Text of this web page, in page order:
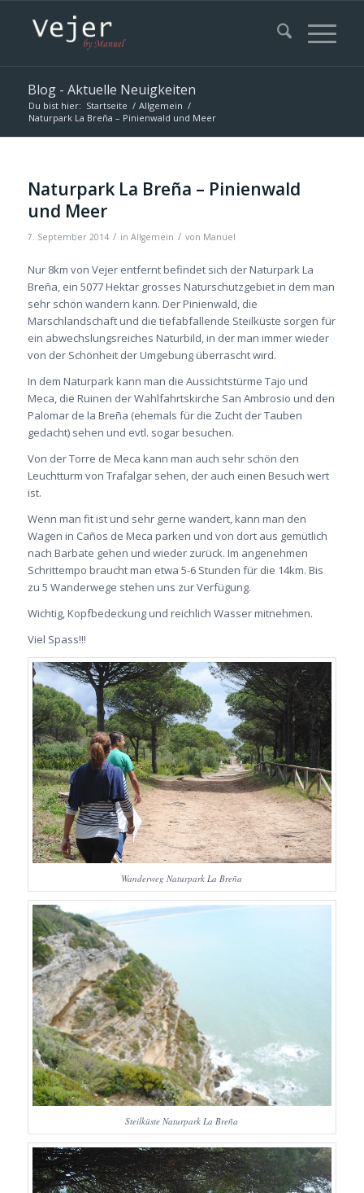
Blog - Aktuelle Neuigkeiten
Du bist hier: Startseite / Allgemein /
Naturpark La Breña – Pinienwald und Meer
Naturpark La Breña – Pinienwald
und Meer
7. September 2014 / in Allgemein / von Manuel
Nur 8km von Vejer entfernt befindet sich der Naturpark La
Breña, ein 5077 Hektar grosses Naturschutzgebiet in dem man
sehr schön wandern kann. Der Pinienwald, die
Marschlandschaft und die tiefabfallende Steilküste sorgen für
ein abwechslungsreiches Naturbild, in der man immer wieder
von der Schönheit der Umgebung überrascht wird.
In dem Naturpark kann man die Aussichtstürme Tajo und
Meca, die Ruinen der Wahlfahrtskirche San Ambrosio und den
Palomar de la Breña (ehemals für die Zucht der Tauben
gedacht) sehen und evtl. sogar besuchen.
Von der Torre de Meca kann man auch sehr schön den
Leuchtturm von Trafalgar sehen, der auch einen Besuch wert
ist.
Wenn man fit ist und sehr gerne wandert, kann man den
Wagen in Caños de Meca parken und von dort aus gemütlich
nach Barbate gehen und wieder zurück. Im angenehmen
Schrittempo braucht man etwa 5-6 Stunden für die 14km. Bis
zu 5 Wanderwege stehen uns zur Verfügung.
Wichtig, Kopfbedeckung und reichlich Wasser mitnehmen.
Viel Spass!!!
Wanderweg Naturpark La Breña
Steilküste Naturpark La Breña